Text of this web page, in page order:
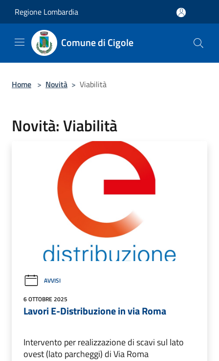
Regione Lombardia
Comune di Cigole
Home > Novità > Viabilità
Novità: Viabilità
AVVISI
6 OTTOBRE 2025
Lavori E-Distribuzione in via Roma
Intervento per realizzazione di scavi sul lato
ovest (lato parcheggi) di Via Roma